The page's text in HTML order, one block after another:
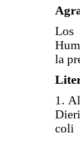
Los
la
1.
coli